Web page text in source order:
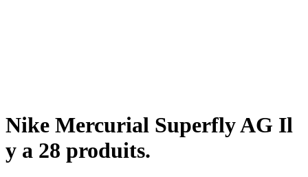
Nike Mercurial Superfly AG Il
y a 28 produits.